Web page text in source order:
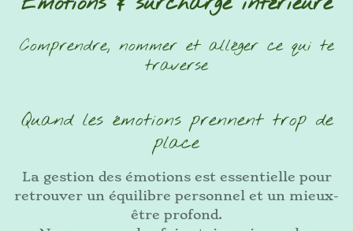
Comprendre, nommer et alléger ce qui te
traverse
Quand les émotions prennent trop de
place
La gestion des émotions est essentielle pour
retrouver un équilibre personnel et un mieux-
être profond.